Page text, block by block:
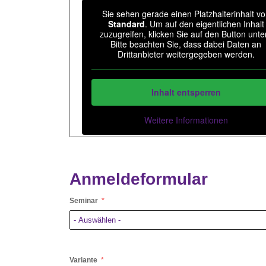
Sie sehen gerade einen Platzhalterinhalt
Standard. Um auf den eigentlichen Inhalt
zuzugreifen, klicken Sie auf den Button
Bitte beachten Sie, dass dabei Daten an
Drittanbieter weitergegeben werden.
Inhalt entsperren
Weitere Informationen
Anmeldeformular
Seminar
Variante